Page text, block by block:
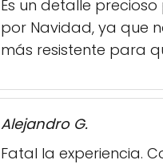
Es un detalle
por Navidad, ya que
más resistente para
Alejandro G.
Fatal la experiencia.